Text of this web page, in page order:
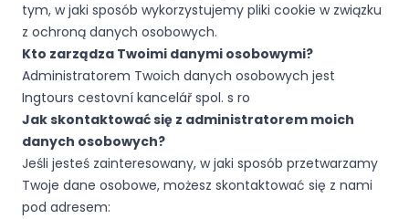
tym, w jaki sposób wykorzystujemy pliki cookie w związku
z ochroną danych osobowych.
Kto zarządza Twoimi danymi osobowymi?
Administratorem Twoich danych osobowych jest
Ingtours cestovní kancelář spol. s ro
Jak skontaktować się z administratorem moich
danych osobowych?
Jeśli jesteś zainteresowany, w jaki sposób przetwarzamy
Twoje dane osobowe, możesz skontaktować się z nami
pod adresem: